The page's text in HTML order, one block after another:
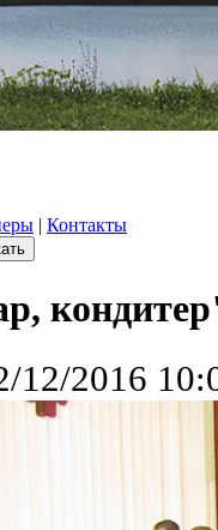
| Контакты
12/2016